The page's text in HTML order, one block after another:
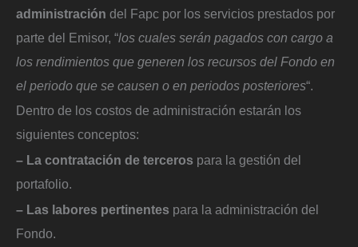
administración del Fapc por los servicios prestados por
parte del Emisor, “los cuales serán pagados con cargo a
los rendimientos que generen los recursos del Fondo en
el periodo que se causen o en periodos posteriores“.
Dentro de los costos de administración estarán los
siguientes conceptos:
– La contratación de terceros para la gestión del
portafolio.
– Las labores pertinentes para la administración del
Fondo.